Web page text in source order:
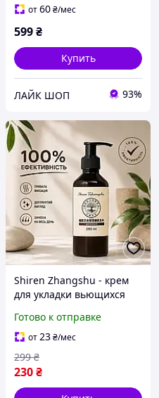
фіксація
от60₴/мес
599₴
Купить
ЛАЙК ШОП 93%
Shiren Zhangshu - крем
для укладки вьющихся
марокканским маслом,
280 мл
Готово к отправке
от23₴/мес
230₴
299 ₴